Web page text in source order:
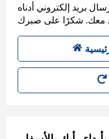
بريد إلكتروني أدناه